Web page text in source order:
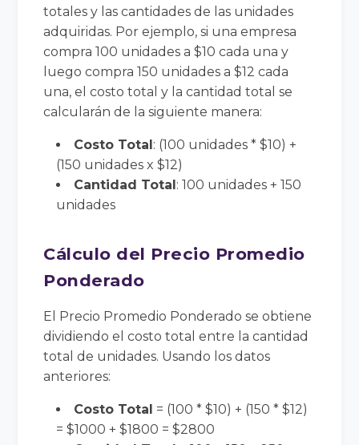
totales y las cantidades de las unidades
adquiridas. Por ejemplo, si una empresa
compra 100 unidades a $10 cada una y
luego compra 150 unidades a $12 cada
una, el costo total y la cantidad total se
calcularán de la siguiente manera:
Costo Total: (100 unidades * $10) +
(150 unidades x $12)
Cantidad Total: 100 unidades + 150
unidades
Cálculo del Precio Promedio
Ponderado
El Precio Promedio Ponderado se obtiene
dividiendo el costo total entre la cantidad
total de unidades. Usando los datos
anteriores:
Costo Total = (100 * $10) + (150 * $12)
= $1000 + $1800 = $2800